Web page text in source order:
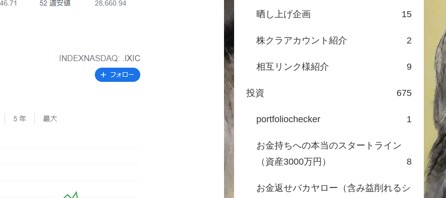
晒し上げ企画 15
株クラアカウント紹介 2
相互リンク様紹介 9
投資 675
portfoliochecker 1
お金持ちへの本当のスタートライン
（資産3000万円）
8
お金返せバカヤロー（含み益削れるシ